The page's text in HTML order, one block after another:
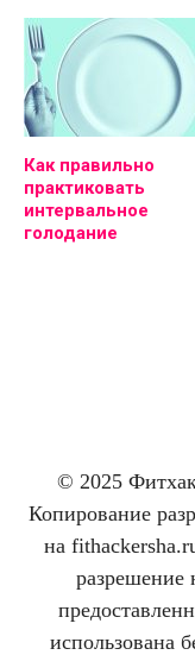
Как правильно
практиковать
интервальное
голодание
© 2025
Копирование
на
разрешение
использована